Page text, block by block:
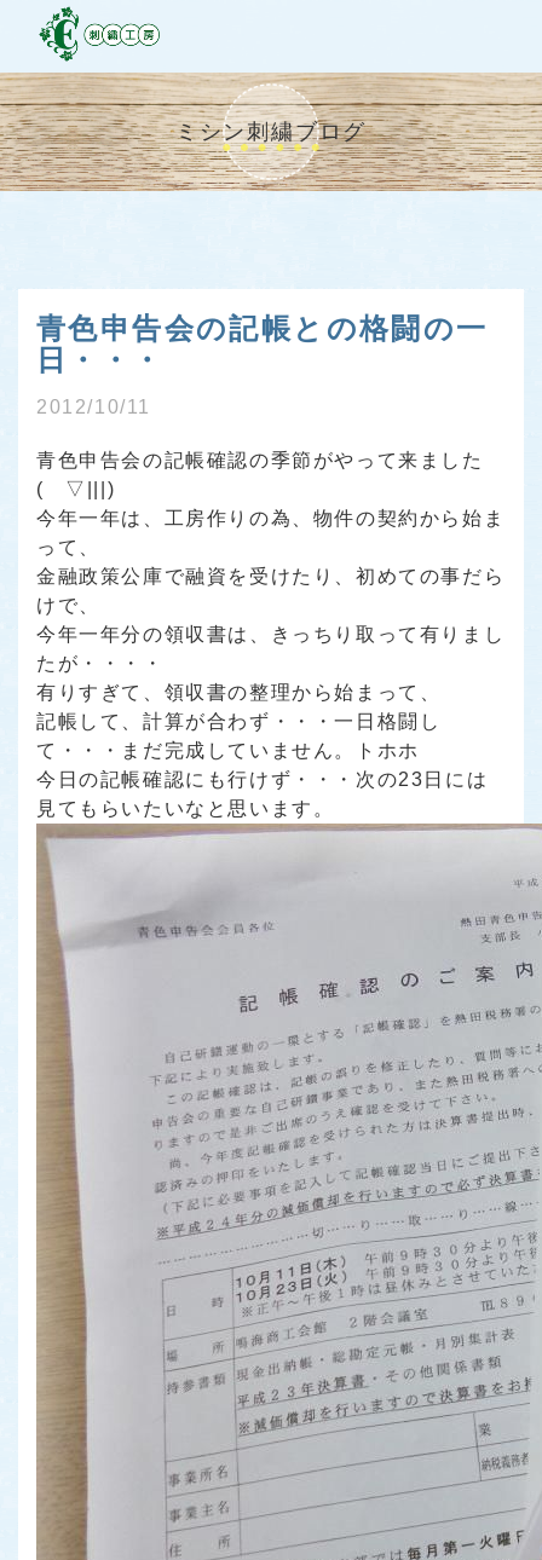
ミシン刺繍ブログ
青色申告会の記帳との格闘の一
日・・・
2012/10/11
青色申告会の記帳確認の季節がやって来ました
( ▽|||)
今年一年は、工房作りの為、物件の契約から始ま
って、
金融政策公庫で融資を受けたり、初めての事だら
けで、
今年一年分の領収書は、きっちり取って有りまし
たが・・・・
有りすぎて、領収書の整理から始まって、
記帳して、計算が合わず・・・一日格闘し
て・・・まだ完成していません。トホホ
今日の記帳確認にも行けず・・・次の23日には
見てもらいたいなと思います。